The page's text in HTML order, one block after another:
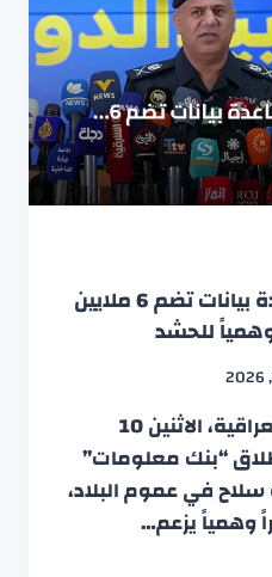
بغداد تعلن إنشاء قاعدة بيانات تضم 6 ملايين
أعلنت وزارة الداخلية العراقية، الاثنين 10
عن إطلاق “بنك معلومات”
سلاح في عموم البلاد،